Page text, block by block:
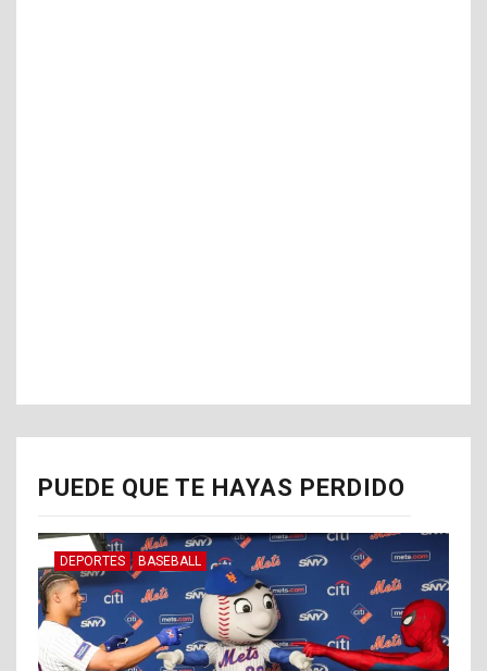
PUEDE QUE TE HAYAS PERDIDO
DEPORTES BASEBALL